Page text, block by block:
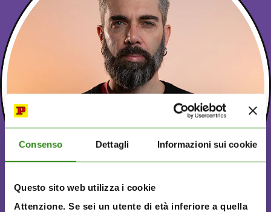
Consenso Dettagli Informazioni sui cookie
Questo sito web utilizza i cookie
Attenzione. Se sei un utente di età inferiore a quella